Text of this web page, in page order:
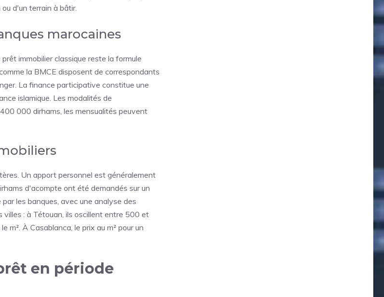
d'un terrain à bâtir.
marocaines
immobilier classique reste la formule
la BMCE disposent de correspondants
La finance participative constitue une
islamique. Les modalités de
000 dirhams, les mensualités peuvent
Un apport personnel est généralement
d'acompte ont été demandés sur un
les banques, avec une analyse des
villes : à Tétouan, ils oscillent entre 500 et
À Casablanca, le prix au m² pour un
en période